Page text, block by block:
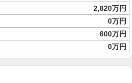
2,820万円
0万円
600万円
0万円